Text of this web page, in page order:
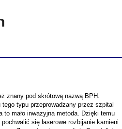
znany pod skrótową nazwą BPH.
typu przeprowadzany przez szpital
mało inwazyjna metoda. Dzięki temu
się laserowe rozbijanie kamieni